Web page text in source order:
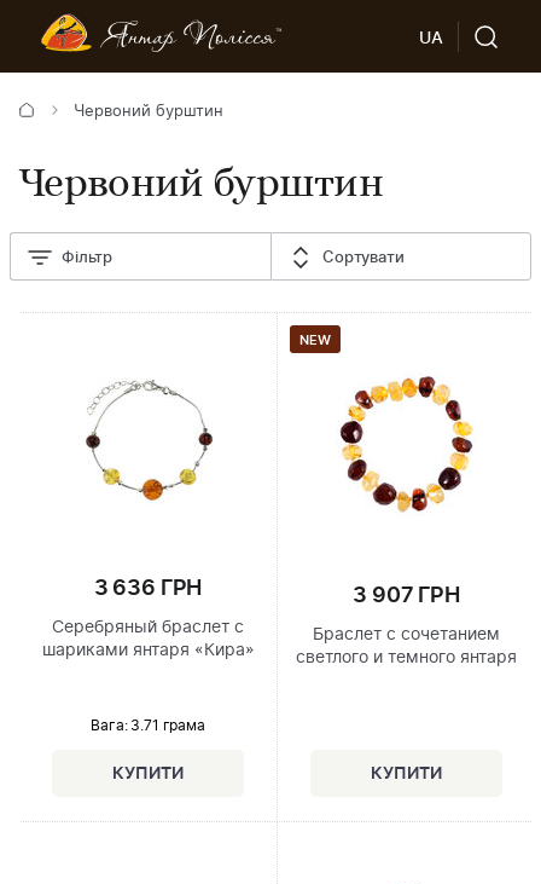
UA
Червоний бурштин
Червоний бурштин
Фільтр Сортувати
3 636 ГРН
Серебряный браслет с
шариками янтаря «Кира»
Вага: 3.71 грама
NEW
3 907 ГРН
Браслет с сочетанием
светлого и темного янтаря